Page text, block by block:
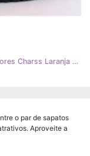
Sandália Chinelos de cortiça com almofadas flores Charss Laranja - Inello
o par de sapatos
Aproveite a